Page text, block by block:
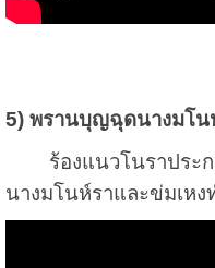
5) พรานบุญฉุดนางมโน
ร้องแนวโนราประก
นางมโนห์ราและข่มเหง